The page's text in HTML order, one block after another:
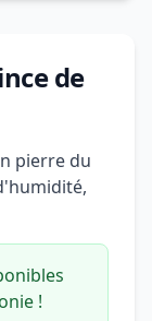
de
pierre du
!